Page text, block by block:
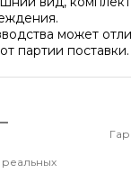
может
партии поставки.